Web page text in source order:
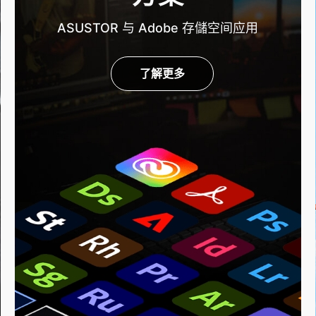
ASUSTOR 与 Adobe 存儲空间应用
了解更多